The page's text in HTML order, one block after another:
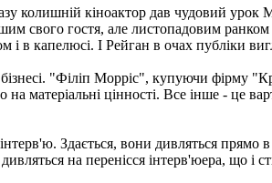
колишній кіноактор дав чудовий урок
свого гостя, але листопадовим ранком
і в капелюсі. І Рейган в очах публіки
"Філіп Морріс", купуючи фірму
матеріальні цінності. Все інше - це
Здається, вони дивляться прямо в
на перенісся інтерв'юера, що і